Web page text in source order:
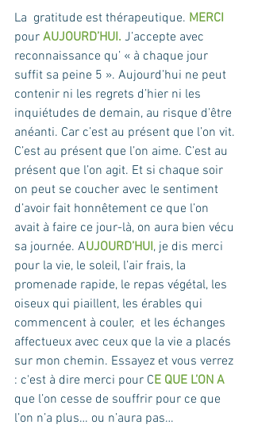
La  gratitude est thérapeutique. MERCI
pour AUJOURD’HUI. J’accepte avec
reconnaissance qu’ « à chaque jour
suffit sa peine 5 ». Aujourd’hui ne peut
contenir ni les regrets d’hier ni les
inquiétudes de demain, au risque d’être
anéanti. Car c’est au présent que l’on vit.
C’est au présent que l’on aime. C’est au
présent que l’on agit. Et si chaque soir
on peut se coucher avec le sentiment
d’avoir fait honnêtement ce que l’on
avait à faire ce jour-là, on aura bien vécu
sa journée. AUJOURD’HUI, je dis merci
pour la vie, le soleil, l’air frais, la
promenade rapide, le repas végétal, les
oiseux qui piaillent, les érables qui
commencent à couler,  et les échanges
affectueux avec ceux que la vie a placés
sur mon chemin. Essayez et vous verrez
: c'est à dire merci pour CE QUE L’ON A
que l’on cesse de souffrir pour ce que
l’on n’a plus… ou n’aura pas…